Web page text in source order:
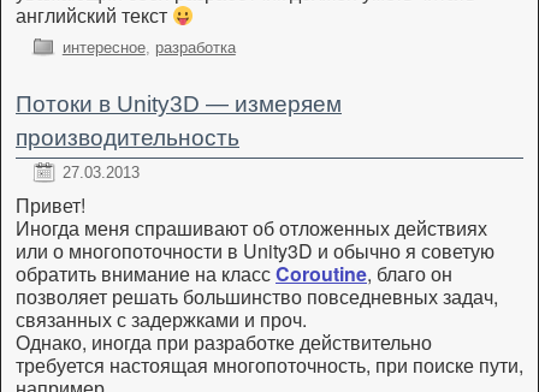
английский текст
интересное, разработка
Потоки в Unity3D — измеряем
производительность
27.03.2013
Привет!
Иногда меня спрашивают об отложенных действиях
или о многопоточности в Unity3D и обычно я советую
обратить внимание на классCoroutine, благо он
позволяет решать большинство повседневных задач,
связанных с задержками и проч.
Однако, иногда при разработке действительно
требуется настоящая многопоточность, при поиске пути,